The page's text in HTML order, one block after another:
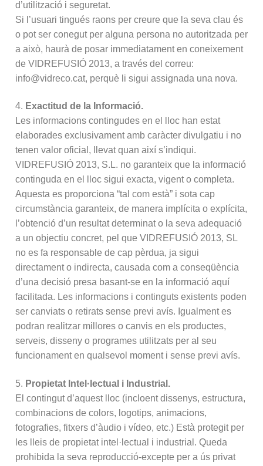
d’utilització i seguretat.
Si l’usuari tingués raons per creure que la seva clau és
o pot ser conegut per alguna persona no autoritzada per
a això, haurà de posar immediatament en coneixement
de VIDREFUSIÓ 2013, a través del correu:
info@vidreco.cat, perquè li sigui assignada una nova.
4. Exactitud de la Informació.
Les informacions contingudes en el lloc han estat
elaborades exclusivament amb caràcter divulgatiu i no
tenen valor oficial, llevat quan així s’indiqui.
VIDREFUSIÓ 2013, S.L. no garanteix que la informació
continguda en el lloc sigui exacta, vigent o completa.
Aquesta es proporciona “tal com està” i sota cap
circumstància garanteix, de manera implícita o explícita,
l’obtenció d’un resultat determinat o la seva adequació
a un objectiu concret, pel que VIDREFUSIÓ 2013, SL
no es fa responsable de cap pèrdua, ja sigui
directament o indirecta, causada com a conseqüència
d’una decisió presa basant-se en la informació aquí
facilitada. Les informacions i continguts existents poden
ser canviats o retirats sense previ avís. Igualment es
podran realitzar millores o canvis en els productes,
serveis, disseny o programes utilitzats per al seu
funcionament en qualsevol moment i sense previ avís.
5. Propietat Intel·lectual i Industrial.
El contingut d’aquest lloc (incloent dissenys, estructura,
combinacions de colors, logotips, animacions,
fotografies, fitxers d’àudio i vídeo, etc.) Està protegit per
les lleis de propietat intel·lectual i industrial. Queda
prohibida la seva reproducció-excepte per a ús privat